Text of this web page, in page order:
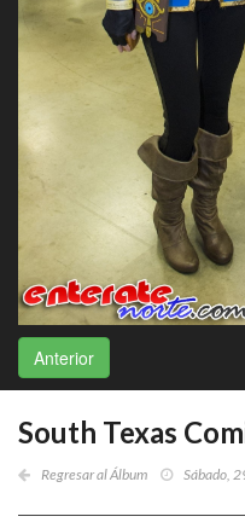
Anterior
South Texas
Regresar al Álbum Sábado,